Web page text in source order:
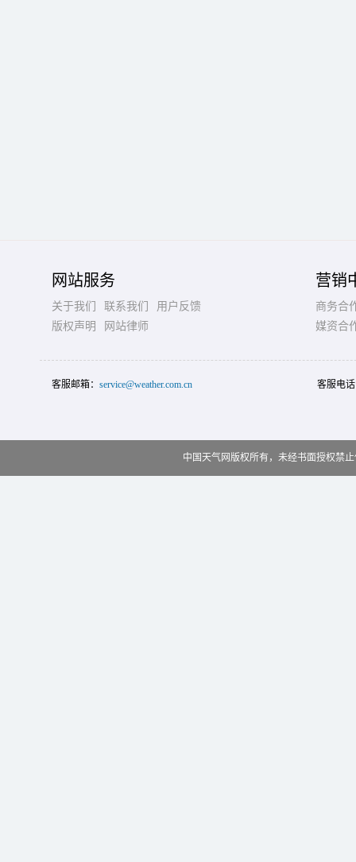
网站服务
关于我们 联系我们
用户反馈
版权声明
网站律师
营销
商务合
媒资合
客服邮箱： service@weather.com.cn 客服电
中国天气网版权所有，未经书面授权